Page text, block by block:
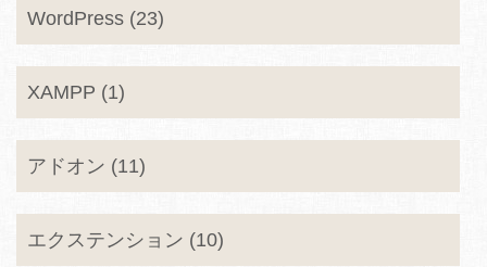
WordPress (23)
XAMPP (1)
アドオン (11)
エクステンション (10)